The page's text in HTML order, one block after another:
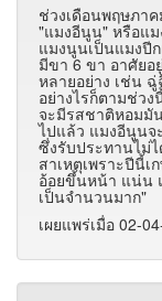
ช่วงเดือนพฤษภา
"แมงอีนูน" หรือแ
แมงนูนเป็นแมงปี
มีขา 6 ขา อาศัยอ
หลายอย่าง เช่น
อย่างไรก็ตามช่ว
จะมีรสชาติหอมมั
ไปแล้ว แมงอีนูนจ
ซึ่งรับประทานไม่
สาเหตุเพราะปีนี้
อ้อยขึ้นหน้า แน่น
เป็นจำนวนมาก"
เผยแพร่เมื่อ 02-